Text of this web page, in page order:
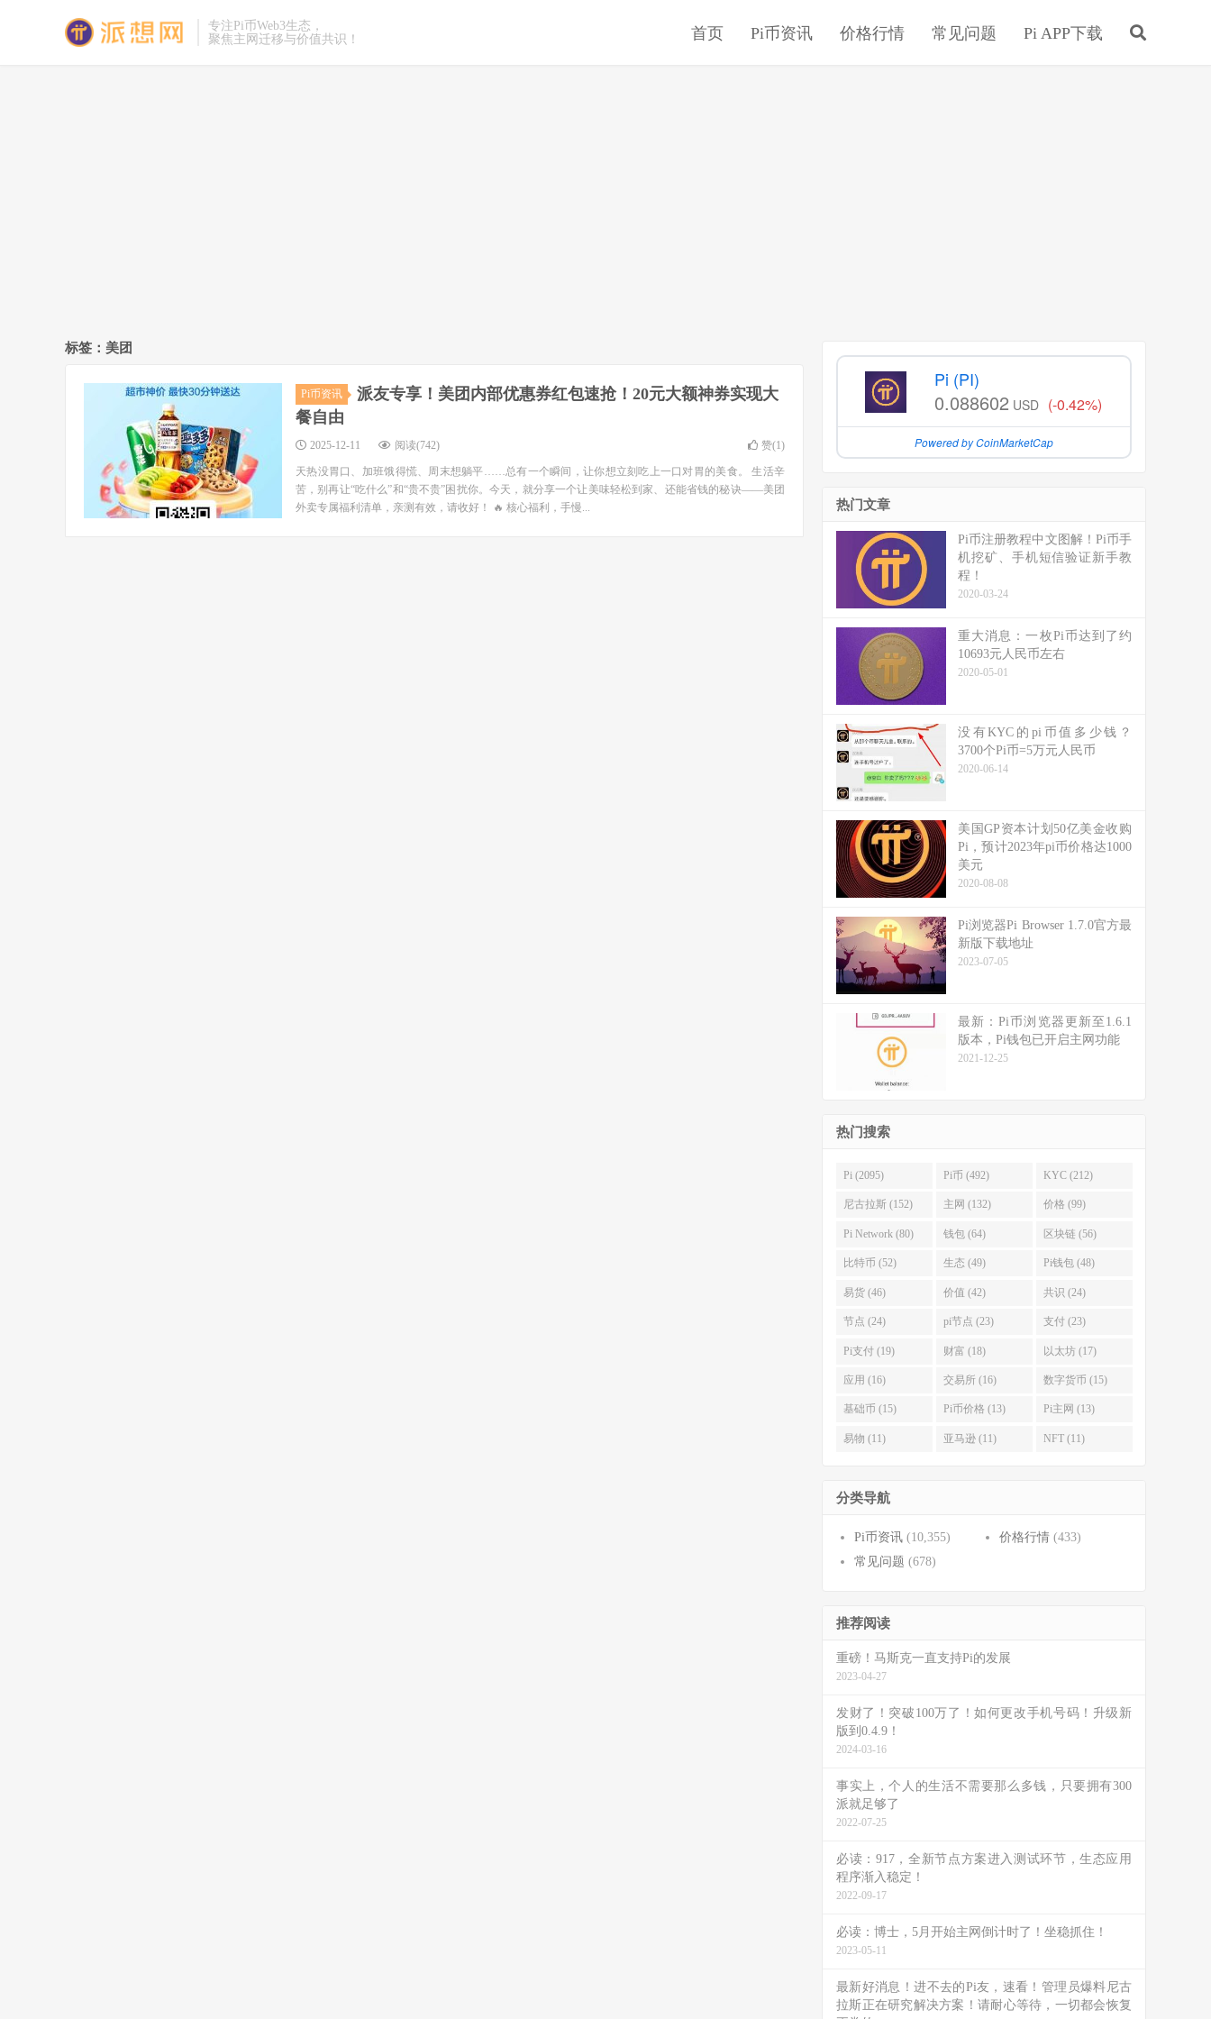
专注Pi币Web3生态，
聚焦主网迁移与价值共识！
首页 Pi币资讯 价格行情 常见问题 Pi APP下载
标签：美团
Pi币资讯
派友专享！美团内部优惠券红包速抢！20元大额神券实现大
餐自由
2025-12-11 阅读(742) 赞(1)
天热没胃口、加班饿得慌、周末想躺平……总有一个瞬间，让你想立刻吃上一口对胃的美食。 生活辛
苦，别再让“吃什么”和“贵不贵”困扰你。今天，就分享一个让美味轻松到家、还能省钱的秘诀——美团
外卖专属福利清单，亲测有效，请收好！ 🔥 核心福利，手慢...
Pi (PI)
0.088602 USD (-0.42%)
Powered by CoinMarketCap
热门文章
Pi币注册教程中文图解！Pi币手
机挖矿、手机短信验证新手教
程！
2020-03-24
重大消息：一枚Pi币达到了约
10693元人民币左右
2020-05-01
没有KYC的pi币值多少钱？
3700个Pi币=5万元人民币
2020-06-14
美国GP资本计划50亿美金收购
Pi，预计2023年pi币价格达1000
美元
2020-08-08
Pi浏览器Pi Browser 1.7.0官方最
新版下载地址
2023-07-05
最新：Pi币浏览器更新至1.6.1
版本，Pi钱包已开启主网功能
2021-12-25
热门搜索
Pi (2095) Pi币 (492) KYC (212)
尼古拉斯 (152) 主网 (132) 价格 (99)
Pi Network (80) 钱包 (64) 区块链 (56)
比特币 (52) 生态 (49) Pi钱包 (48)
易货 (46) 价值 (42) 共识 (24)
节点 (24) pi节点 (23) 支付 (23)
Pi支付 (19) 财富 (18) 以太坊 (17)
应用 (16) 交易所 (16) 数字货币 (15)
基础币 (15) Pi币价格 (13) Pi主网 (13)
易物 (11) 亚马逊 (11) NFT (11)
分类导航
Pi币资讯 (10,355) 价格行情 (433)
常见问题 (678)
推荐阅读
重磅！马斯克一直支持Pi的发展
2023-04-27
发财了！突破100万了！如何更改手机号码！升级新
版到0.4.9！
2024-03-16
事实上，个人的生活不需要那么多钱，只要拥有300
派就足够了
2022-07-25
必读：917，全新节点方案进入测试环节，生态应用
程序渐入稳定！
2022-09-17
必读：博士，5月开始主网倒计时了！坐稳抓住！
2023-05-11
最新好消息！进不去的Pi友，速看！管理员爆料尼古
拉斯正在研究解决方案！请耐心等待，一切都会恢复